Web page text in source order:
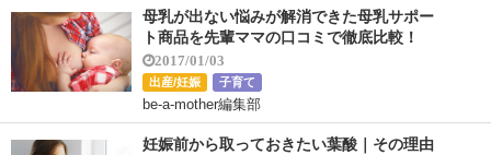
母乳が出ない悩みが解消できた母乳サポー
ト商品を先輩ママの口コミで徹底比較！
2017/01/03
出産/妊娠 子育て
be-a-mother編集部
妊娠前から取っておきたい葉酸｜その理由